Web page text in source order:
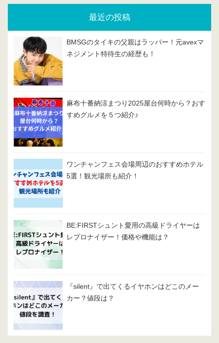
最近の投稿
BMSGのタイキの父親はラッパー！元avexマ
ネジメント特待生の経歴も！
麻布十番納涼まつり2025屋台何時から？おす
すめグルメを５つ紹介♪
ワンチャンフェス会場周辺のおすすめホテル
5選！観光場所も紹介！
BE:FIRSTシュント愛用の高級ドライヤーは
レプロナイザー！価格や機能は？
『silent』で出てくるイヤホンはどこのメー
カー？値段は？